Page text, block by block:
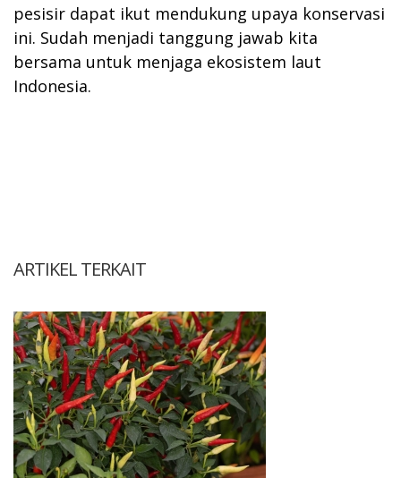
pesisir dapat ikut mendukung upaya konservasi
ini. Sudah menjadi tanggung jawab kita
bersama untuk menjaga ekosistem laut
Indonesia.
ARTIKEL TERKAIT